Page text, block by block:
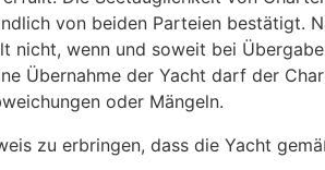
von beiden Parteien bestätigt.
wenn und soweit bei
Übernahme der Yacht darf der
oder Mängeln.
zu erbringen, dass die Yacht